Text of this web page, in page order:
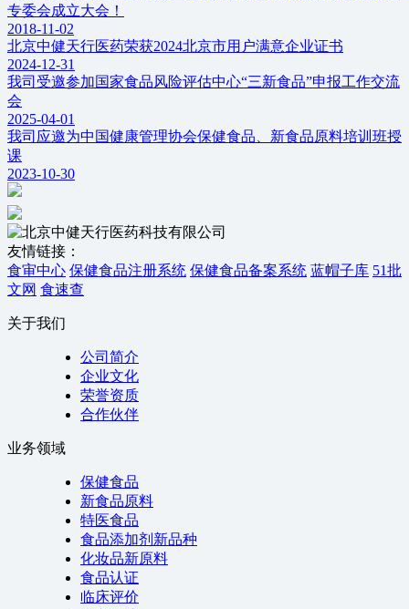
专委会成立大会！
2018-11-02
北京中健天行医药荣获2024北京市用户满意企业证书
2024-12-31
我司受邀参加国家食品风险评估中心“三新食品”申报工作交流
会
2025-04-01
我司应邀为中国健康管理协会保健食品、新食品原料培训班授
课
2023-10-30
友情链接：
食审中心 保健食品注册系统 保健食品备案系统 蓝帽子库 51批
文网 食速查
关于我们
公司简介
企业文化
荣誉资质
合作伙伴
业务领域
保健食品
新食品原料
特医食品
食品添加剂新品种
化妆品新原料
食品认证
临床评价